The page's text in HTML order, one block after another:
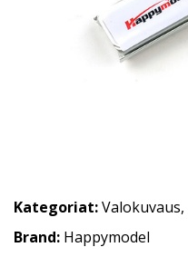
Kategoriat:Valokuvaus,
Brand: Happymodel